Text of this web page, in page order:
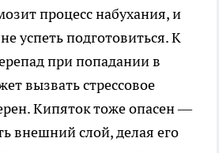
процесс набухания, и
успеть подготовиться. К
при попадании в
вызвать стрессовое
Кипяток тоже опасен —
внешний слой, делая его